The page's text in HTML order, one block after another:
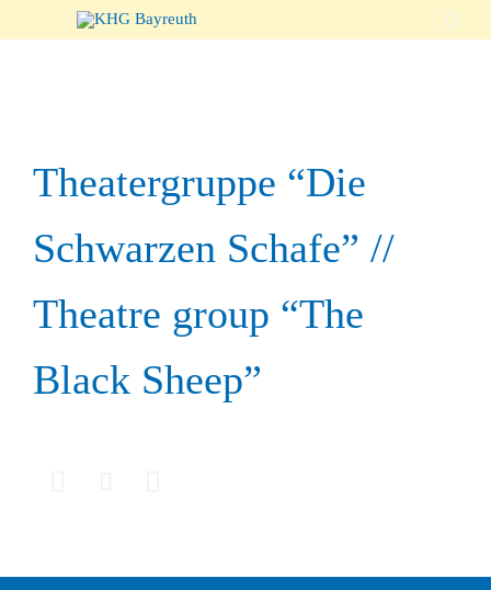

Theatergruppe “Die
Schwarzen Schafe” //
Theatre group “The
Black Sheep”